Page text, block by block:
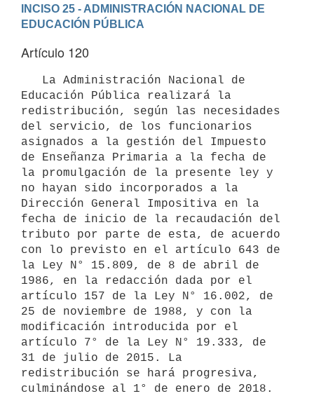
INCISO 25 - ADMINISTRACIÓN NACIONAL DE
EDUCACIÓN PÚBLICA
Artículo 120
Educación Pública realizará la
redistribución, según las necesidades
del servicio, de los funcionarios
asignados a la gestión del Impuesto
de Enseñanza Primaria a la fecha de
la promulgación de la presente ley y
no hayan sido incorporados a la
Dirección General Impositiva en la
fecha de inicio de la recaudación del
tributo por parte de esta, de acuerdo
con lo previsto en el artículo 643 de
la Ley N° 15.809, de 8 de abril de
1986, en la redacción dada por el
artículo 157 de la Ley N° 16.002, de
25 de noviembre de 1988, y con la
modificación introducida por el
artículo 7° de la Ley N° 19.333, de
31 de julio de 2015. La
redistribución se hará progresiva,
culminándose al 1° de enero de 2018.